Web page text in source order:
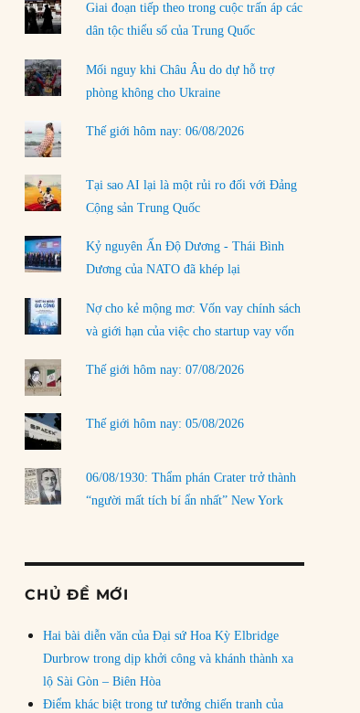
Làm thế nào để kết thúc Chiến tranh Iran?
01/08/2026
Chiến lược kế tiếp của Bắc Kinh ở Biển Đông
31/07/2026
Trật tự thế giới mới: Các nước nhỏ sẽ luôn
phải chịu đựng?
30/07/2026
LOAD MORE
Giai đoạn tiếp theo trong cuộc trấn áp các
dân tộc thiểu số của Trung Quốc
Mối nguy khi Châu Âu do dự hỗ trợ
phòng không cho Ukraine
Thế giới hôm nay: 06/08/2026
Tại sao AI lại là một rủi ro đối với Đảng
Cộng sản Trung Quốc
Kỷ nguyên Ấn Độ Dương - Thái Bình
Dương của NATO đã khép lại
Nợ cho kẻ mộng mơ: Vốn vay chính sách
và giới hạn của việc cho startup vay vốn
Thế giới hôm nay: 07/08/2026
Thế giới hôm nay: 05/08/2026
06/08/1930: Thẩm phán Crater trở thành
“người mất tích bí ẩn nhất” New York
CHỦ ĐỀ MỚI
Hai bài diễn văn của Đại sứ Hoa Kỳ Elbridge
Durbrow trong dịp khởi công và khánh thành xa
lộ Sài Gòn – Biên Hòa
Điểm khác biệt trong tư tưởng chiến tranh của